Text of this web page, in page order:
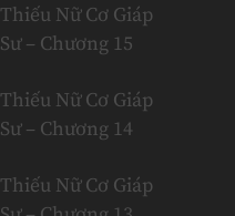
Thiếu Nữ Cơ Giáp
Sư – Chương 15
Thiếu Nữ Cơ Giáp
Sư – Chương 14
Thiếu Nữ Cơ Giáp